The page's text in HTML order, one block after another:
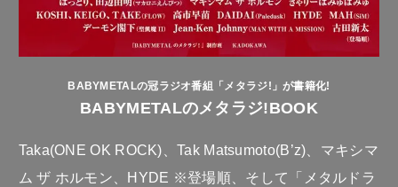
BABYMETALの冠ラジオ番組「メタラジ!」が書籍化!
BABYMETALのメタラジ!BOOK
Taka(ONE OK ROCK)、Tak Matsumoto(B’z)、マキシマ
ム ザ ホルモン、HYDE ※登場順、そして「メタルドラ